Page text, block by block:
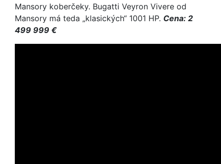
Mansory koberčeky. Bugatti Veyron Vivere od
Mansory má teda „klasických“ 1001 HP. Cena: 2
499 999 €